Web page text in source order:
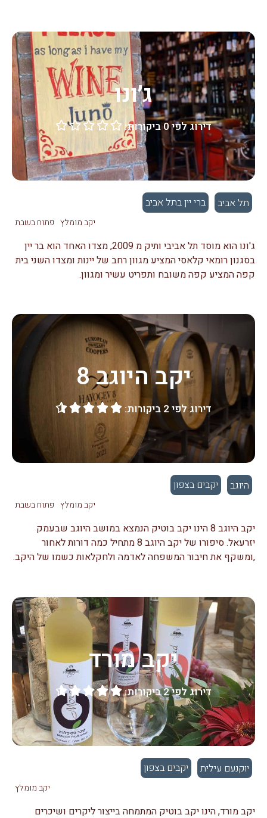
ג׳ונו
דירוג לפי 0 ביקורות: 




תל אביב ברי יין בתל אביב
יקב מומלץ פתוח בשבת
ג'ונו הוא מוסד תל אביבי ותיק מ 2009, מצדו האחד הוא בר יין
בסגנון רומאי קלאסי המציע מגוון רחב של יינות ומצדו השני בית
קפה המציע קפה משובח ותפריט עשיר ומגוון.
יקב היוגב 8
דירוג לפי 2 ביקורות: 




היוגב יקבים בצפון
יקב מומלץ פתוח בשבת
יקב היוגב 8 הינו יקב בוטיק הנמצא במושב היוגב שבעמק
יזרעאל. סיפורו של יקב היוגב 8 מתחיל כמה דורות לאחור
,ומשקף את חיבור המשפחה לאדמה ולחקלאות כשמו של היקב.
יקב מורד
דירוג לפי 2 ביקורות: 




יוקנעם עילית יקבים בצפון
יקב מומלץ
יקב מורד, הינו יקב בוטיק המתמחה בייצור ליקרים ושיכרים